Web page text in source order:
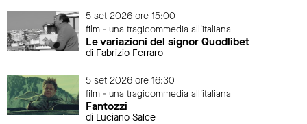
5 set 2026 ore 15:00
film - una tragicommedia all'italiana
Le variazioni del signor Quodlibet
di Fabrizio Ferraro
5 set 2026 ore 16:30
film - una tragicommedia all'italiana
Fantozzi
di Luciano Salce